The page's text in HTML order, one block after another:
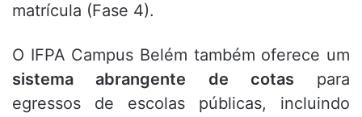
matrícula (Fase 4).
O IFPA Campus Belém também oferece um
sistema abrangente de cotas para
egressos de escolas públicas, incluindo